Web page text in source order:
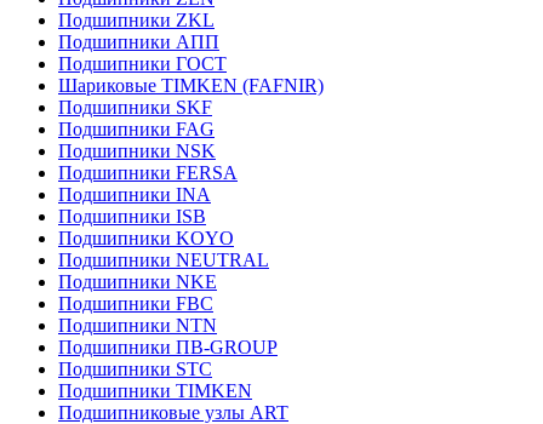
Подшипники ZKL
Подшипники АПП
Подшипники ГОСТ
Шариковые ТІMKEN (FAFNIR)
Подшипники SKF
Подшипники FAG
Подшипники NSK
Подшипники FERSA
Подшипники INA
Подшипники ISB
Подшипники KOYO
Подшипники NEUTRAL
Подшипники NKE
Подшипники FBC
Подшипники NTN
Подшипники ПВ-GROUP
Подшипники STC
Подшипники TIMKEN
Подшипниковые узлы ART